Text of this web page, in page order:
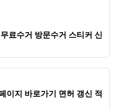
료수거 방문수거 스티커 신
이지 바로가기 면허 갱신 적